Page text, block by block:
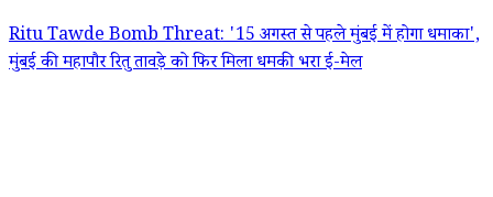
Ritu Tawde Bomb Threat: '15 अगस्त से पहले मुंबई में होगा धमाका',
मुंबई की महापौर रितु तावड़े को फिर मिला धमकी भरा ई-मेल